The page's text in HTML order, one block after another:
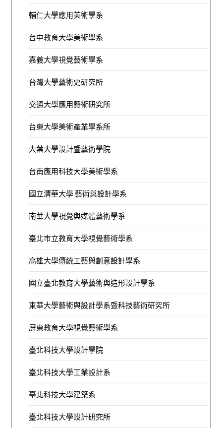
輔仁大學應用美術學系
台中教育大學美術學系
嘉義大學視覺藝術學系
台灣大學藝術史研究所
交通大學應用藝術研究所
台東大學美術產業學系所
大葉大學設計暨藝術學院
台南應用科技大學美術學系
國立清華大學 藝術與設計學系
南華大學視覺與媒體藝術學系
臺北市立教育大學視覺藝術學系
高雄大學傳統工藝與創意設計學系
國立臺北教育大學藝術與造形設計學系
東華大學藝術與設計學系暨科技藝術研究所
屏東教育大學視覺藝術學系
臺北科技大學設計學院
臺北科技大學工業設計系
臺北科技大學建築系
臺北科技大學設計研究所